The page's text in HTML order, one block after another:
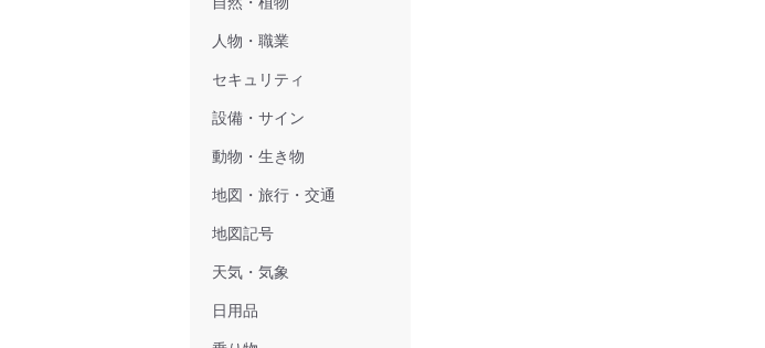
人物・職業
セキュリティ
設備・サイン
動物・生き物
地図・旅行・交通
地図記号
天気・気象
日用品